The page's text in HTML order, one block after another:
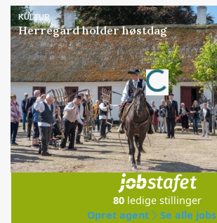
KULTUR
Herregård holder høstdag
Annonce
Loading...
Jobs
i samarbejde med
80 ledige stillinger
Opret agent
Se alle jobs